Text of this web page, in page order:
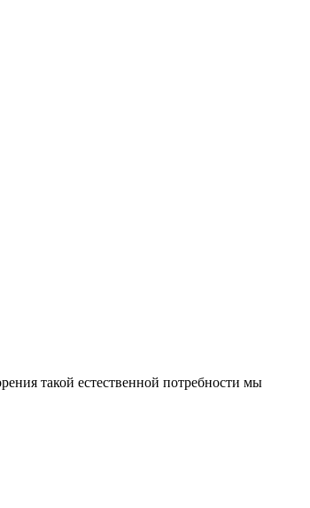
такой естественной потребности мы